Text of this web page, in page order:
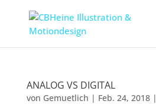
ANALOG VS DIGITAL
von Gemuetlich | Feb. 24, 2018|